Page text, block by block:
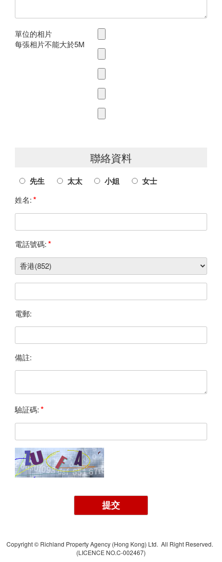
單位的相片
每張相片不能大於5M
聯絡資料
先生 太太 小姐 女士
姓名:*
電話號碼:*
電郵:
備註:
驗証碼:*
提交
Copyright © Richland Property Agency (Hong Kong) Ltd. All Right Reserved.
(LICENCE NO.C-002467)